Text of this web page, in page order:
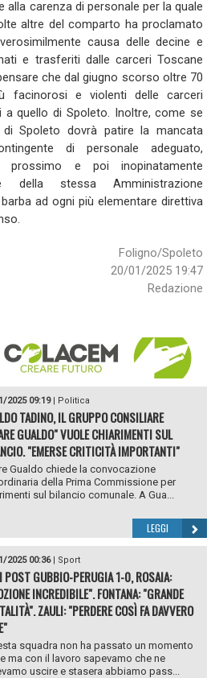
alla carenza di personale per la quale
altre del comparto ha proclamato
causa delle decine e
e trasferiti dalle carceri Toscane
che dal giugno scorso oltre 70
facinorosi e violenti delle carceri
quello di Spoleto. Inoltre, come se
Spoleto dovrà patire la mancata
di personale adeguato,
prossimo e poi inopinatamente
stessa Amministrazione
ad ogni più elementare direttiva
Foligno/Spoleto
20/01/2025 19:47
Redazione
2025 09:19| Politica
TADINO, IL GRUPPO CONSILIARE
GUALDO" VUOLE CHIARIMENTI SUL
"EMERSE CRITICITÀ IMPORTANTI"
Gualdo chiede la convocazione
della Prima Commissione per
sul bilancio comunale. A Gua...
LEGGI
2025 00:36| Sport
POST GUBBIO-PERUGIA 1-0, ROSAIA:
INCREDIBILE". FONTANA: "GRANDE
ZAULI: "PERDERE COSÌ FA DAVVERO
squadra non ha passato un momento
ma con il lavoro sapevamo che ne
uscire e stasera abbiamo pass...